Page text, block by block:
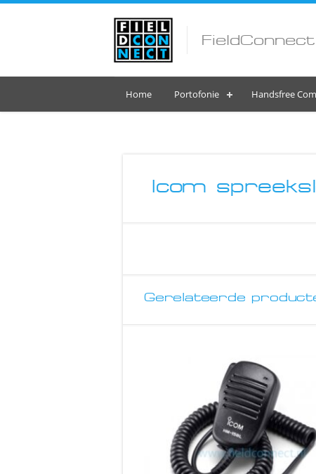
Home Portofonie Handsfree
Icom
Gerelateerde